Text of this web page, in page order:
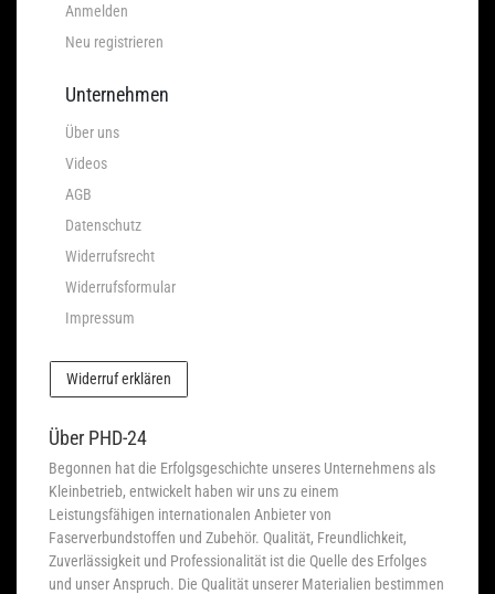
Anmelden
Neu registrieren
Unternehmen
Über uns
Videos
AGB
Datenschutz
Widerrufsrecht
Widerrufsformular
Impressum
Widerruf erklären
Über PHD-24
Begonnen hat die Erfolgsgeschichte unseres Unternehmens als
Kleinbetrieb, entwickelt haben wir uns zu einem
Leistungsfähigen internationalen Anbieter von
Faserverbundstoffen und Zubehör. Qualität, Freundlichkeit,
Zuverlässigkeit und Professionalität ist die Quelle des Erfolges
und unser Anspruch. Die Qualität unserer Materialien bestimmen